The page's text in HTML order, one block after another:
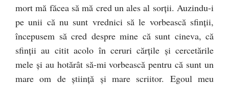
mort mă făcea să mă cred un ales al sorţii. Auzindu-i
pe unii că nu sunt vrednici să le vorbească sfinţii,
începusem să cred despre mine că sunt cineva, că
sfinţii au citit acolo în ceruri cărţile şi cercetările
mele şi au hotărât să-mi vorbească pentru că sunt un
mare om de ştiinţă şi mare scriitor. Egoul meu